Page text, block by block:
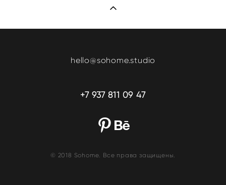
hello@sohome.studio
+7 937 811 09 47
© 2018 Sohome. Все права защищены.